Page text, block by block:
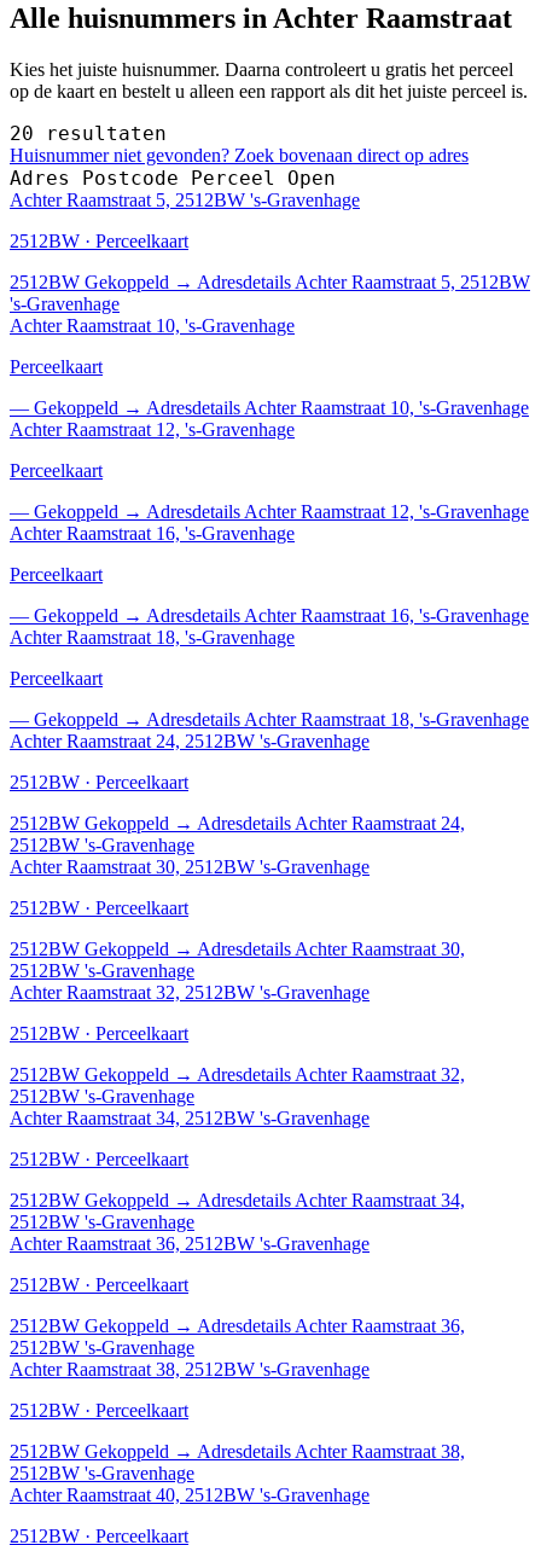
Alle huisnummers in Achter Raamstraat
Kies het juiste huisnummer. Daarna controleert u gratis het perceel
op de kaart en bestelt u alleen een rapport als dit het juiste perceel is.
20 resultaten
Huisnummer niet gevonden? Zoek bovenaan direct op adres
Adres Postcode Perceel Open
Achter Raamstraat 5, 2512BW 's-Gravenhage
2512BW · Perceelkaart
2512BW Gekoppeld → Adresdetails Achter Raamstraat 5, 2512BW
's-Gravenhage
Achter Raamstraat 10, 's-Gravenhage
Perceelkaart
— Gekoppeld → Adresdetails Achter Raamstraat 10, 's-Gravenhage
Achter Raamstraat 12, 's-Gravenhage
Perceelkaart
— Gekoppeld → Adresdetails Achter Raamstraat 12, 's-Gravenhage
Achter Raamstraat 16, 's-Gravenhage
Perceelkaart
— Gekoppeld → Adresdetails Achter Raamstraat 16, 's-Gravenhage
Achter Raamstraat 18, 's-Gravenhage
Perceelkaart
— Gekoppeld → Adresdetails Achter Raamstraat 18, 's-Gravenhage
Achter Raamstraat 24, 2512BW 's-Gravenhage
2512BW · Perceelkaart
2512BW Gekoppeld → Adresdetails Achter Raamstraat 24,
2512BW 's-Gravenhage
Achter Raamstraat 30, 2512BW 's-Gravenhage
2512BW · Perceelkaart
2512BW Gekoppeld → Adresdetails Achter Raamstraat 30,
2512BW 's-Gravenhage
Achter Raamstraat 32, 2512BW 's-Gravenhage
2512BW · Perceelkaart
2512BW Gekoppeld → Adresdetails Achter Raamstraat 32,
2512BW 's-Gravenhage
Achter Raamstraat 34, 2512BW 's-Gravenhage
2512BW · Perceelkaart
2512BW Gekoppeld → Adresdetails Achter Raamstraat 34,
2512BW 's-Gravenhage
Achter Raamstraat 36, 2512BW 's-Gravenhage
2512BW · Perceelkaart
2512BW Gekoppeld → Adresdetails Achter Raamstraat 36,
2512BW 's-Gravenhage
Achter Raamstraat 38, 2512BW 's-Gravenhage
2512BW · Perceelkaart
2512BW Gekoppeld → Adresdetails Achter Raamstraat 38,
2512BW 's-Gravenhage
Achter Raamstraat 40, 2512BW 's-Gravenhage
2512BW · Perceelkaart